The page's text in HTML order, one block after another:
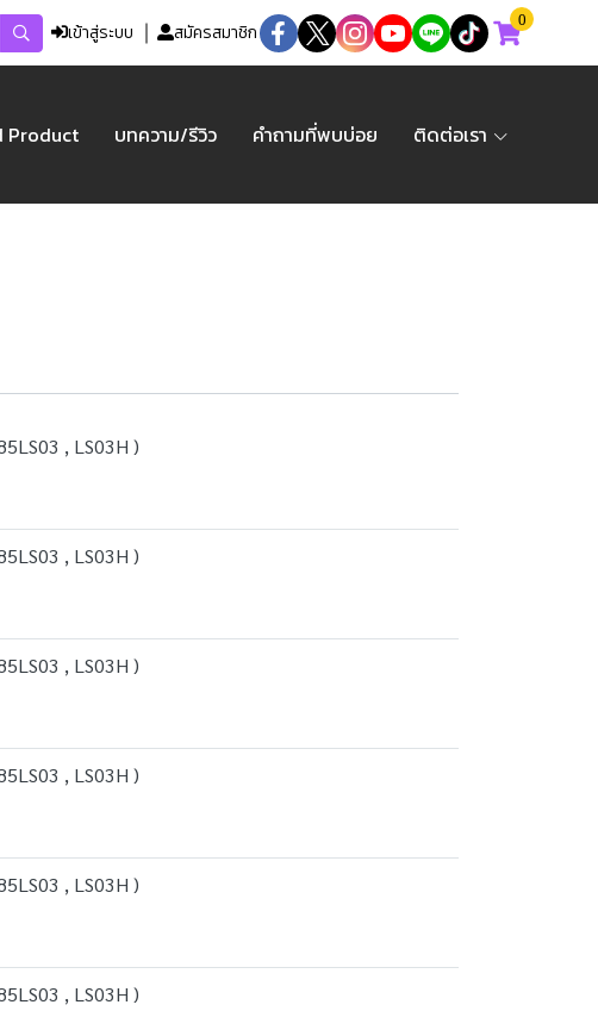
เข้าสู่ระบบ สมัครสมาชิก
0
Product บทความ/รีวิว คำถามที่พบบ่อย ติดต่อเรา
, LS03H )
, LS03H )
, LS03H )
, LS03H )
, LS03H )
, LS03H )